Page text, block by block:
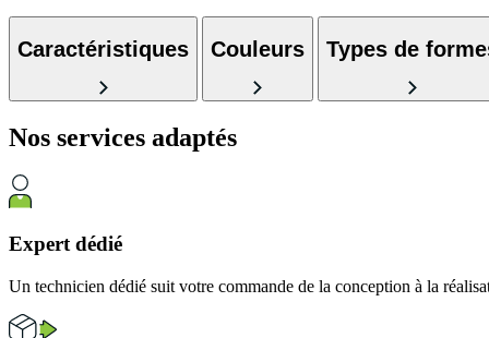
Caractéristiques Couleurs Types de
Nos services adaptés
Expert dédié
Un technicien dédié suit votre commande de la conception à la